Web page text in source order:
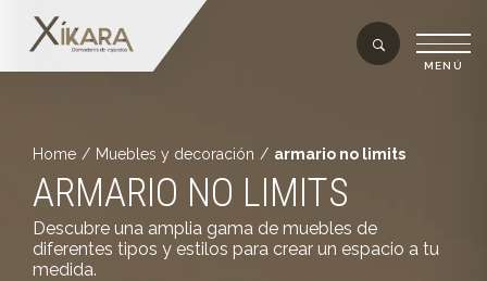
Home / Muebles y decoración / armario no limits
ARMARIO NO LIMITS
Descubre una amplia gama de muebles de
diferentes tipos y estilos para crear un espacio a tu
medida.